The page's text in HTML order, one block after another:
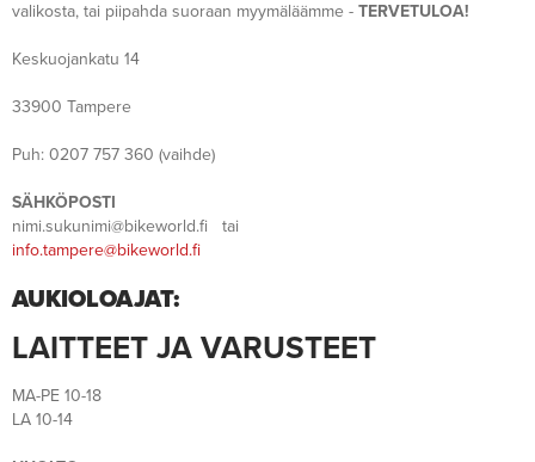
valikosta, tai piipahda suoraan myymäläämme - TERVETULOA!
Keskuojankatu 14
33900 Tampere
Puh: 0207 757 360 (vaihde)
SÄHKÖPOSTI
nimi.sukunimi@bikeworld.fi
tai
info.tampere@bikeworld.fi
AUKIOLOAJAT:
LAITTEET JA VARUSTEET
MA-PE 10-18
LA 10-14